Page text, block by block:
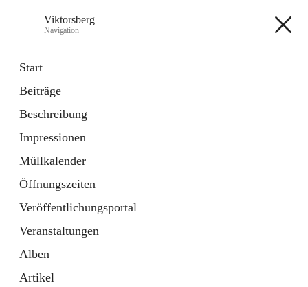
Viktorsberg
Navigation
Start
Beiträge
Beschreibung
Impressionen
Müllkalender
Öffnungszeiten
Veröffentlichungsportal
Veranstaltungen
Alben
Artikel
1 Schnellzugriff
Bürgerservice
10 Schnellzugriffe